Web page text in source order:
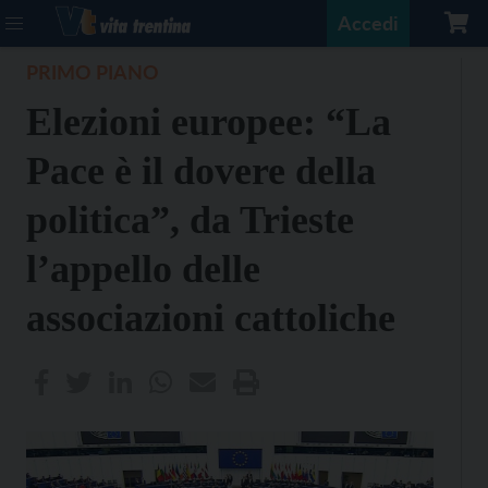
Accedi
Elezioni europee: “La
Pace è il dovere della
politica”, da Trieste
l’appello delle
associazioni cattoliche